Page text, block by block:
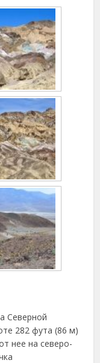
Северной
282 фута (86 м)
нее на северо-